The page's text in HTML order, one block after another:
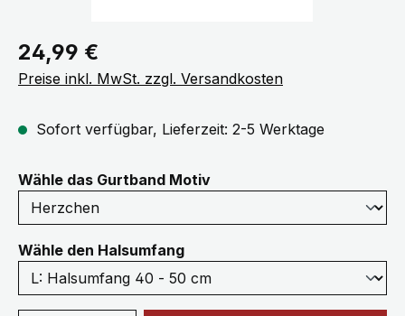
Regulärer Preis:
24,99 €
Preise inkl. MwSt. zzgl. Versandkosten
Sofort verfügbar, Lieferzeit: 2-5 Werktage
Wähle das Gurtband Motivauswählen
Wähle den Halsumfangauswählen